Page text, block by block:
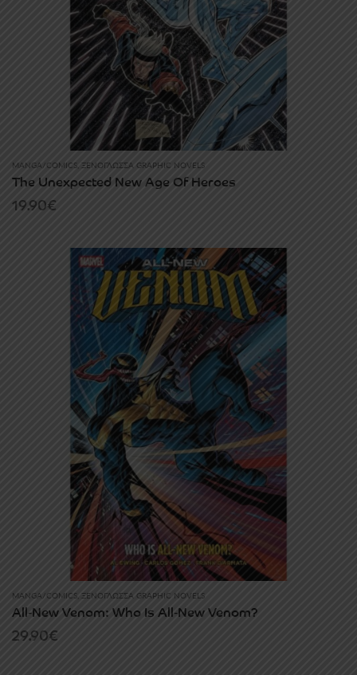
MANGA/COMICS, ΞΕΝΌΓΛΩΣΣΑ GRAPHIC NOVELS
The Unexpected New Age Of Heroes
19.90€
MANGA/COMICS, ΞΕΝΌΓΛΩΣΣΑ GRAPHIC NOVELS
All‑New Venom: Who Is All‑New Venom?
29.90€